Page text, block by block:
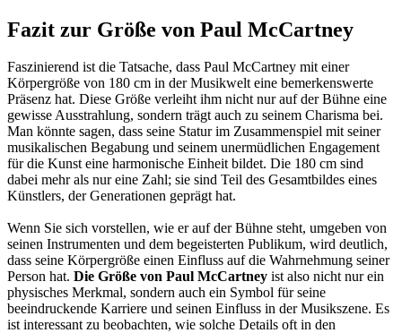
Fazit zur Größe von Paul McCartney
Faszinierend ist die Tatsache, dass Paul McCartney mit einer
Körpergröße von 180 cm in der Musikwelt eine bemerkenswerte
Präsenz hat. Diese Größe verleiht ihm nicht nur auf der Bühne eine
gewisse Ausstrahlung, sondern trägt auch zu seinem Charisma bei.
Man könnte sagen, dass seine Statur im Zusammenspiel mit seiner
musikalischen Begabung und seinem unermüdlichen Engagement
für die Kunst eine harmonische Einheit bildet. Die 180 cm sind
dabei mehr als nur eine Zahl; sie sind Teil des Gesamtbildes eines
Künstlers, der Generationen geprägt hat.
Wenn Sie sich vorstellen, wie er auf der Bühne steht, umgeben von
seinen Instrumenten und dem begeisterten Publikum, wird deutlich,
dass seine Körpergröße einen Einfluss auf die Wahrnehmung seiner
Person hat. Die Größe von Paul McCartney ist also nicht nur ein
physisches Merkmal, sondern auch ein Symbol für seine
beeindruckende Karriere und seinen Einfluss in der Musikszene. Es
ist interessant zu beobachten, wie solche Details oft in den